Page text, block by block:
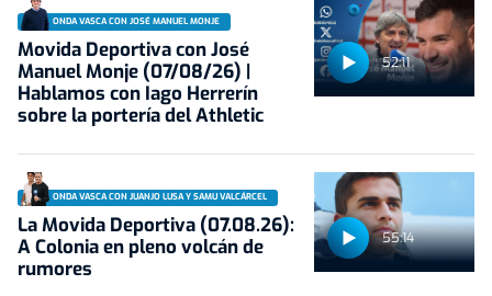
52:11
ONDA VASCA CON JOSÉ MANUEL MONJE
Movida Deportiva con José
Manuel Monje (07/08/26) |
Hablamos con Iago Herrerín
sobre la portería del Athletic
55:14
ONDA VASCA CON JUANJO LUSA Y SAMU VALCÁRCEL
La Movida Deportiva (07.08.26):
A Colonia en pleno volcán de
rumores